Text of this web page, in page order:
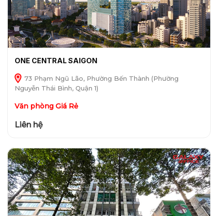
ONE CENTRAL SAIGON
73 Phạm Ngũ Lão, Phường Bến Thành (Phường
Nguyễn Thái Bình, Quận 1)
Văn phòng Giá Rẻ
Liên hệ